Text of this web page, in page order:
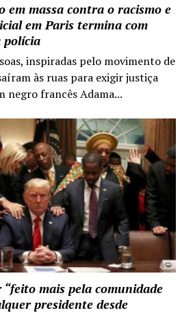
em massa contra o racismo e
em Paris termina com
polícia
inspiradas pelo movimento de
às ruas para exigir justiça
negro francês Adama...
mais pela comunidade
presidente desde